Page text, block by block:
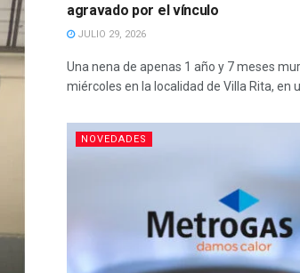
agravado por el vínculo
JULIO 29, 2026
Una nena de apenas 1 año y 7 meses
miércoles en la localidad de Villa Rita, en
NOVEDADES